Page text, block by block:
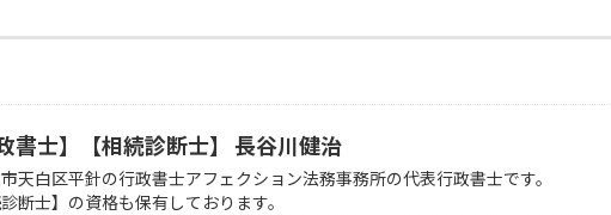
政書士】【相続診断士】 長谷川健治
天白区平針の行政書士アフェクション法務事務所の代表行政書士です。
診断士】の資格も保有しております。